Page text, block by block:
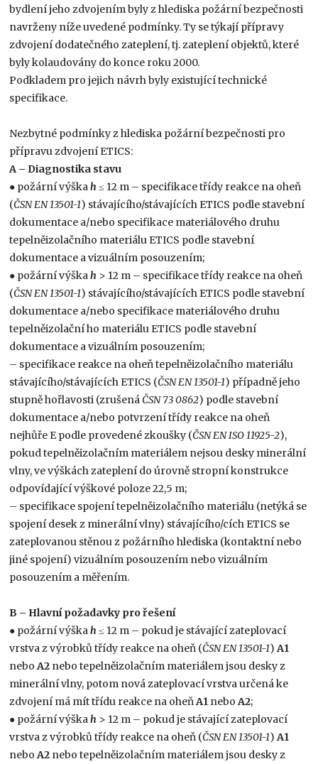
bydlení jeho zdvojením byly z hlediska požární bezpečnosti
navrženy níže uvedené podmínky. Ty se týkají přípravy
zdvojení dodatečného zateplení, tj. zateplení objektů, které
byly kolaudovány do konce roku 2000.
Podkladem pro jejich návrh byly existující technické
specifikace.
Nezbytné podmínky z hlediska požární bezpečnosti pro
přípravu zdvojení ETICS:
A – Diagnostika stavu
● požární výškah ≤ 12 m – specifikace třídy reakce na oheň
(ČSN EN 13501-1) stávajícího/stávajících ETICS podle stavební
dokumentace a/nebo specifikace materiálového druhu
tepelněizolačního materiálu ETICS podle stavební
dokumentace a vizuálním posouzením;
● požární výškah > 12 m – specifikace třídy reakce na oheň
(ČSN EN 13501-1) stávajícího/stávajících ETICS podle stavební
dokumentace a/nebo specifikace materiálového druhu
tepelněizolační ho materiálu ETICS podle stavební
dokumentace a vizuálním posouzením;
– specifikace reakce na oheň tepelněizolačního materiálu
stávajícího/stávajících ETICS (ČSN EN 13501-1) případně jeho
stupně hořlavosti (zrušenáČSN 73 0862) podle stavební
dokumentace a/nebo potvrzení třídy reakce na oheň
nejhůře E podle provedené zkoušky (ČSN EN ISO 11925-2),
pokud tepelněizolačním materiálem nejsou desky minerální
vlny, ve výškách zateplení do úrovně stropní konstrukce
odpovídající výškové poloze 22,5 m;
– specifikace spojení tepelněizolačního materiálu (netýká se
spojení desek z minerální vlny) stávajícího/cích ETICS se
zateplovanou stěnou z požárního hlediska (kontaktní nebo
jiné spojení) vizuálním posouzením nebo vizuálním
posouzením a měřením.
B – Hlavní požadavky pro řešení
● požární výškah ≤ 12 m – pokud je stávající zateplovací
vrstva z výrobků třídy reakce na oheň (ČSN EN 13501-1)A1
neboA2 nebo tepelněizolačním materiálem jsou desky z
minerální vlny, potom nová zateplovací vrstva určená ke
zdvojení má mít třídu reakce na oheňA1 neboA2;
● požární výškah > 12 m – pokud je stávající zateplovací
vrstva z výrobků třídy reakce na oheň (ČSN EN 13501-1)A1
neboA2 nebo tepelněizolačním materiálem jsou desky z